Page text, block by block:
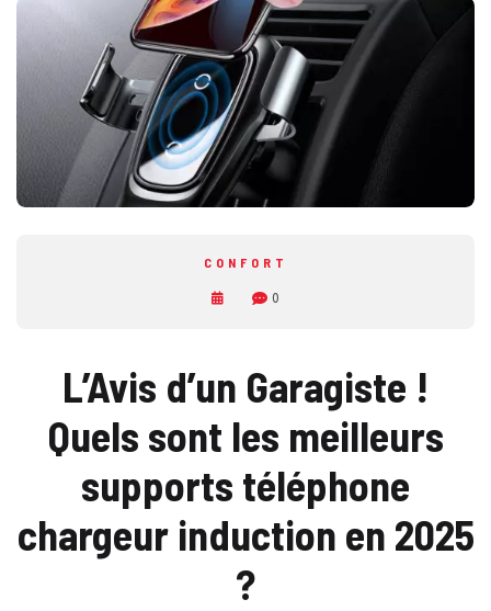
CONFORT
0
L’Avis d’un Garagiste !
Quels sont les meilleurs
supports téléphone
chargeur induction en 2025
?